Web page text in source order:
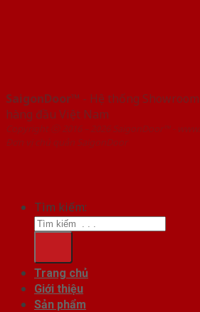
SaigonDoor™ - Hệ thống
hàng đầu Việt Nam
Copyright ⓒ 2016 – 2026 SaigonDoor™ -
Đơn vị chủ quản SaigonDoor
Tìm kiếm:
Trang chủ
Giới thiệu
Sản phẩm